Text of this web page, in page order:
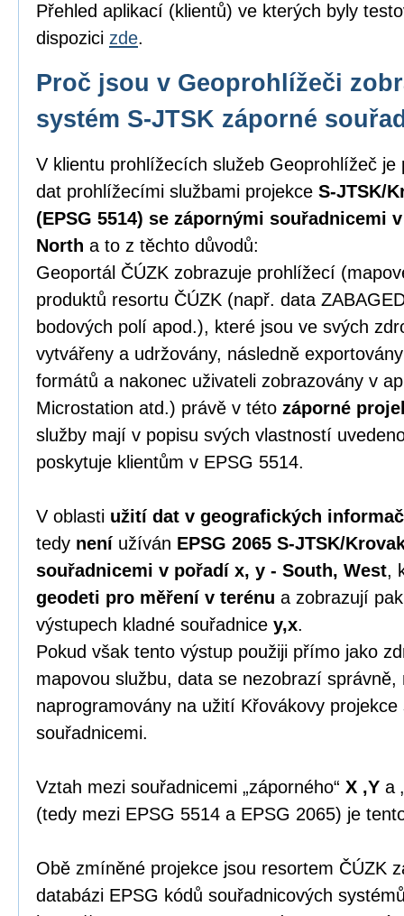
Přehled aplikací (klientů) ve kterých byly
dispozici zde.
Proč jsou v Geoprohlížeči
systém S-JTSK záporné
V klientu prohlížecích služeb Geoprohlížeč je
dat prohlížecími službami projekce S-JTSK/
(EPSG 5514) se zápornými souřadnicemi
North a to z těchto důvodů:
Geoportál ČÚZK zobrazuje prohlížecí
produktů resortu ČÚZK (např. data
bodových polí apod.), které jsou ve svých
vytvářeny a udržovány, následně
formátů a nakonec uživateli zobrazovány v
Microstation atd.) právě v této záporné
služby mají v popisu svých vlastností
poskytuje klientům v EPSG 5514.
V oblasti užití dat v geografických
tedy není užíván EPSG 2065 S-JTSK/
souřadnicemi v pořadí x, y - South, West,
geodeti pro měření v terénu a zobrazují
výstupech kladné souřadnice y,x.
Pokud však tento výstup použiji přímo jako
mapovou službu, data se nezobrazí
naprogramovány na užití Křovákovy projekce
souřadnicemi.
Vztah mezi souřadnicemi „záporného“ X ,Y a
(tedy mezi EPSG 5514 a EPSG 2065) je
Obě zmíněné projekce jsou resortem ČÚZK
databázi EPSG kódů souřadnicových